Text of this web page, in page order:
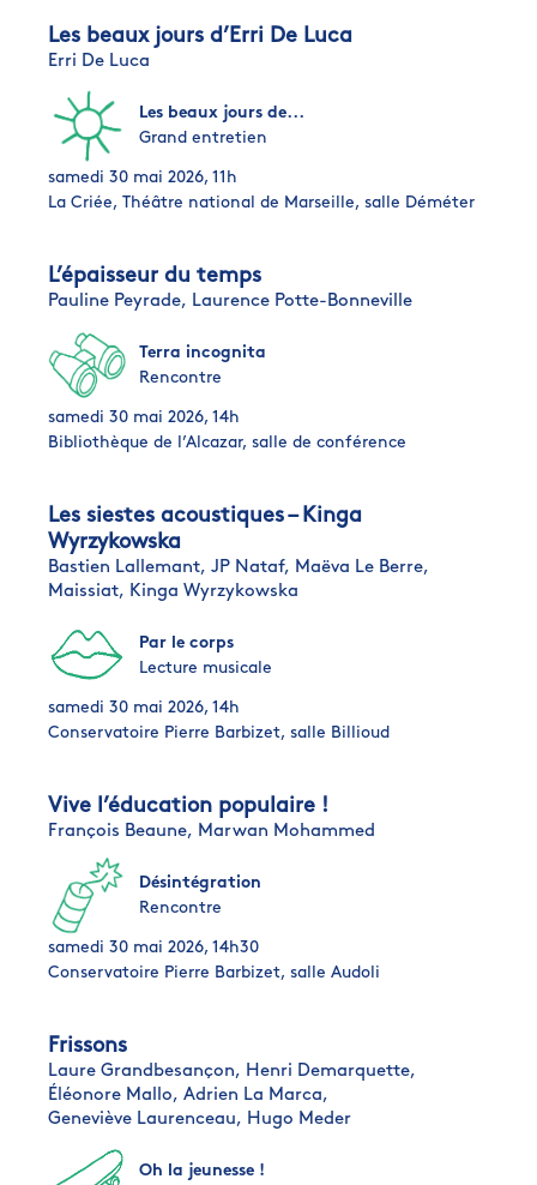
Les beaux jours d’Erri De Luca
Erri De Luca
Les beaux jours de...
Grand entretien
samedi 30 mai 2026, 11h
La Criée, Théâtre national de Marseille, salle Déméter
L’épaisseur du temps
Pauline Peyrade, Laurence Potte-Bonneville
Terra incognita
Rencontre
samedi 30 mai 2026, 14h
Bibliothèque de l’Alcazar, salle de conférence
Les siestes acoustiques – Kinga
Wyrzykowska
Bastien Lallemant, JP Nataf, Maëva Le Berre,
Maissiat, Kinga Wyrzykowska
Par le corps
Lecture musicale
samedi 30 mai 2026, 14h
Conservatoire Pierre Barbizet, salle Billioud
Vive l’éducation populaire !
François Beaune, Marwan Mohammed
Désintégration
Rencontre
samedi 30 mai 2026, 14h30
Conservatoire Pierre Barbizet, salle Audoli
Frissons
Laure Grandbesançon, Henri Demarquette,
Éléonore Mallo, Adrien La Marca,
Geneviève Laurenceau, Hugo Meder
Oh la jeunesse !